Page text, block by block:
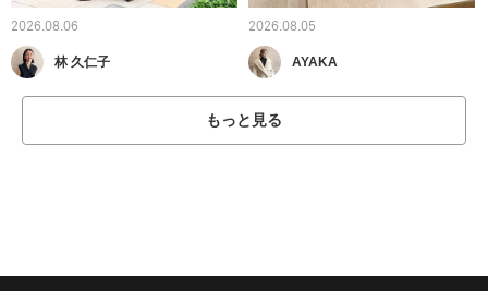
2026.08.06
林 久仁子
2026.08.05
AYAKA
もっと見る